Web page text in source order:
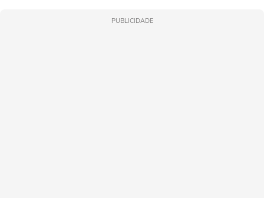
PUBLICIDADE